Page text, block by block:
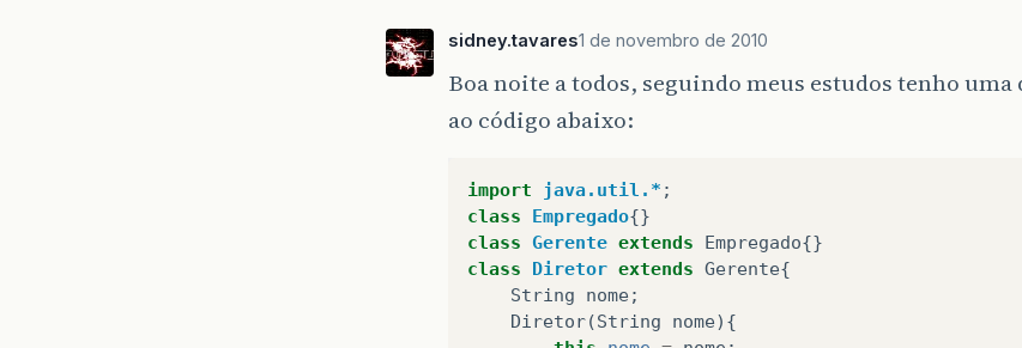
sidney.tavares1 de novembro de 2010
Boa noite a todos, seguindo meus estudos tenho
ao código abaixo:
import java.util.* ;
class
Empregado{}
class Gerente extends Empregado{}
class
Diretor extends Gerente{
String
nome;
Diretor(String nome){